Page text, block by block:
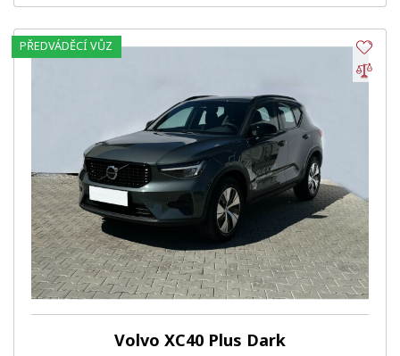
Volvo XC40 Plus Dark
PŘEDVÁDĚCÍ VŮZ